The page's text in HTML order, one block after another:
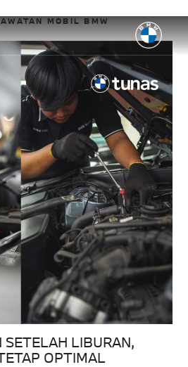
MOBIL BMW
SETELAH LIBURAN,
OPTIMAL